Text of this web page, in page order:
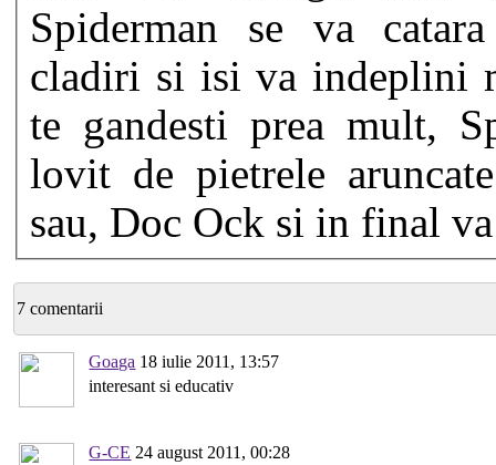
Spiderman se va
cladiri si isi va indeplini
te gandesti prea mult,
lovit de pietrele
sau, Doc Ock si in final
7 comentarii
Goaga 18 iulie 2011, 13:57
interesant si educativ
G-CE 24 august 2011, 00:28